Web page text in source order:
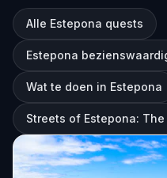
Alle Estepona quests
Estepona
Wat te doen in Estepona
Streets of Estepona: